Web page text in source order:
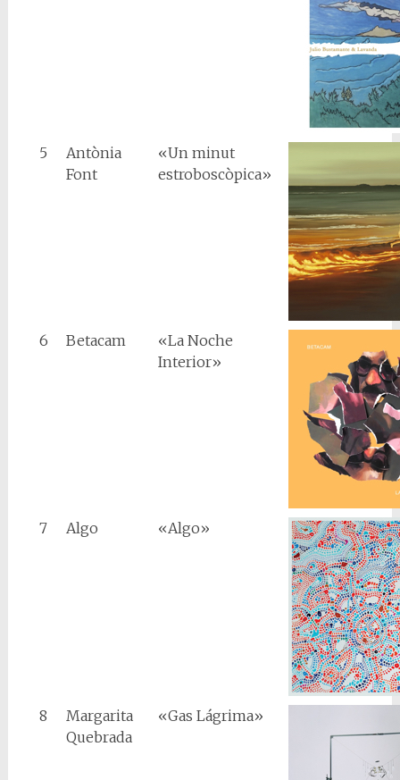
5
Antònia
Font
«Un minut
estroboscòpica»
6 Betacam
«La Noche
Interior»
7 Algo «Algo»
8
Margarita
Quebrada
«Gas Lágrima»